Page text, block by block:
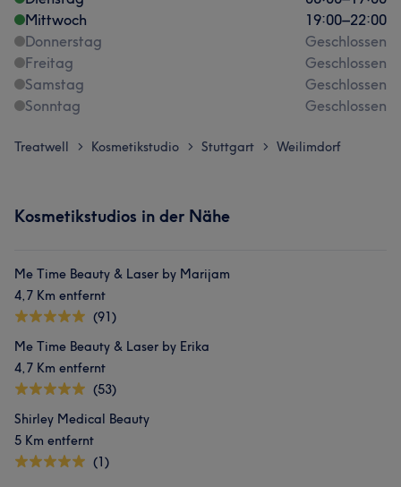
Mittwoch
19:00–22:00
Donnerstag
Geschlossen
Freitag
Geschlossen
Samstag
Geschlossen
Sonntag
Geschlossen
Treatwell > Kosmetikstudio > Stuttgart > Weilimdorf
Kosmetikstudios in der Nähe
Me Time Beauty & Laser by Marijam
4,7 Km entfernt
(91)
Me Time Beauty & Laser by Erika
4,7 Km entfernt
(53)
Shirley Medical Beauty
5 Km entfernt
(1)